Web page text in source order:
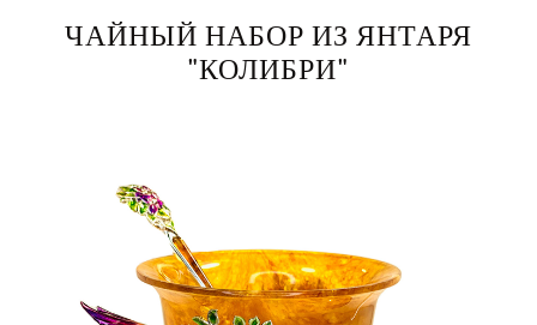
ЧАЙНЫЙ НАБОР ИЗ ЯНТАРЯ
"КОЛИБРИ"